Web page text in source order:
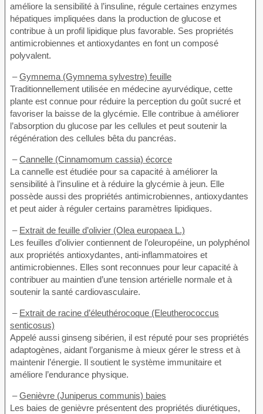
améliore la sensibilité à l’insuline, régule certaines enzymes
hépatiques impliquées dans la production de glucose et
contribue à un profil lipidique plus favorable. Ses propriétés
antimicrobiennes et antioxydantes en font un composé
polyvalent.
–Gymnema (Gymnema sylvestre) feuille
Traditionnellement utilisée en médecine ayurvédique, cette
plante est connue pour réduire la perception du goût sucré et
favoriser la baisse de la glycémie. Elle contribue à améliorer
l’absorption du glucose par les cellules et peut soutenir la
régénération des cellules bêta du pancréas.
–Cannelle (Cinnamomum cassia) écorce
La cannelle est étudiée pour sa capacité à améliorer la
sensibilité à l’insuline et à réduire la glycémie à jeun. Elle
possède aussi des propriétés antimicrobiennes, antioxydantes
et peut aider à réguler certains paramètres lipidiques.
– Extrait de feuille d’olivier (Olea europaea L.)
Les feuilles d’olivier contiennent de l’oleuropéine, un polyphénol
aux propriétés antioxydantes, anti-inflammatoires et
antimicrobiennes. Elles sont reconnues pour leur capacité à
contribuer au maintien d’une tension artérielle normale et à
soutenir la santé cardiovasculaire.
– Extrait de racine d’éleuthérocoque (Eleutherococcus
senticosus)
Appelé aussi ginseng sibérien, il est réputé pour ses propriétés
adaptogènes, aidant l’organisme à mieux gérer le stress et à
maintenir l’énergie. Il soutient le système immunitaire et
améliore l’endurance physique.
–Genièvre (Juniperus communis) baies
Les baies de genièvre présentent des propriétés diurétiques,